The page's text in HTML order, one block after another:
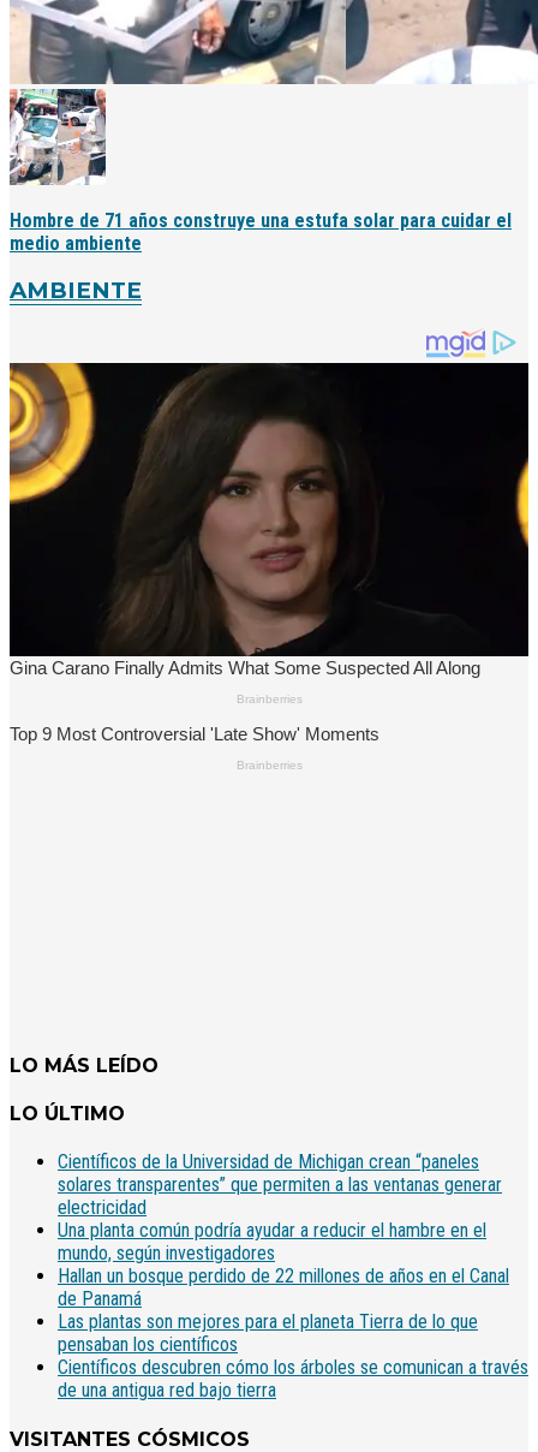
Hombre de 71 años construye una estufa solar para cuidar el
medio ambiente
AMBIENTE
LO MÁS LEÍDO
LO ÚLTIMO
Científicos de la Universidad de Michigan crean “paneles
solares transparentes” que permiten a las ventanas generar
electricidad
Una planta común podría ayudar a reducir el hambre en el
mundo, según investigadores
Hallan un bosque perdido de 22 millones de años en el Canal
de Panamá
Las plantas son mejores para el planeta Tierra de lo que
pensaban los científicos
Científicos descubren cómo los árboles se comunican a través
de una antigua red bajo tierra
VISITANTES CÓSMICOS